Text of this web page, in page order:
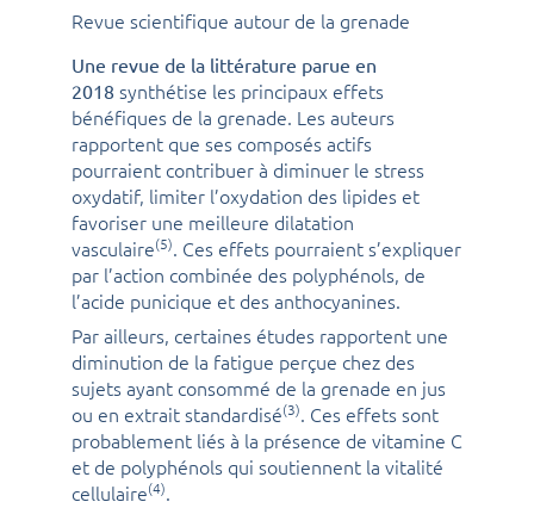
Revue scientifique autour de la grenade
Une revue de la littérature parue en
2018 synthétise les principaux effets
bénéfiques de la grenade. Les auteurs
rapportent que ses composés actifs
pourraient contribuer à diminuer le stress
oxydatif, limiter l’oxydation des lipides et
favoriser une meilleure dilatation
vasculaire(5). Ces effets pourraient s’expliquer
par l’action combinée des polyphénols, de
l’acide punicique et des anthocyanines.
Par ailleurs, certaines études rapportent une
diminution de la fatigue perçue chez des
sujets ayant consommé de la grenade en jus
ou en extrait standardisé(3). Ces effets sont
probablement liés à la présence de vitamine C
et de polyphénols qui soutiennent la vitalité
cellulaire(4).